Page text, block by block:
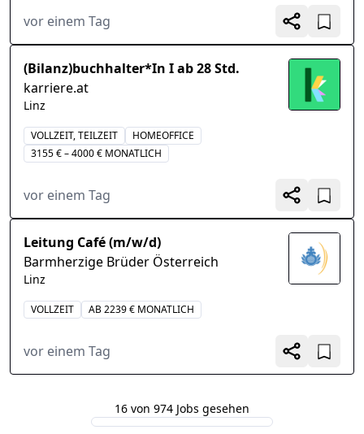
vor einem Tag
(Bilanz)buchhalter*In I ab 28 Std.
karriere.at
Linz
VOLLZEIT, TEILZEIT
HOMEOFFICE
3155 € – 4000 € MONATLICH
vor einem Tag
Leitung Café (m/w/d)
Barmherzige Brüder Österreich
Linz
VOLLZEIT AB 2239 € MONATLICH
vor einem Tag
16 von 974 Jobs gesehen